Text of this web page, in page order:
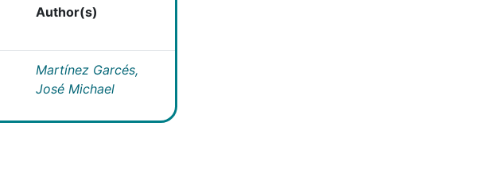
Author(s)
Martínez Garcés,
José Michael